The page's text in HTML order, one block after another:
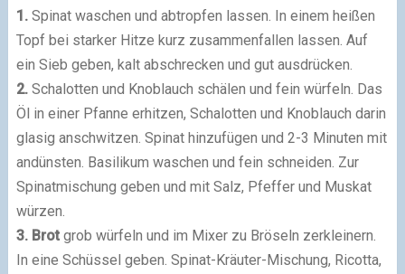
1.Spinat waschen und abtropfen lassen. In einem heißen
Topf bei starker Hitze kurz zusammenfallen lassen. Auf
ein Sieb geben, kalt abschrecken und gut ausdrücken.
2.Schalotten und Knoblauch schälen und fein würfeln. Das
Öl in einer Pfanne erhitzen, Schalotten und Knoblauch darin
glasig anschwitzen. Spinat hinzufügen und 2-3 Minuten mit
andünsten. Basilikum waschen und fein schneiden. Zur
Spinatmischung geben und mit Salz, Pfeffer und Muskat
würzen.
3. Brotgrob würfeln und im Mixer zu Bröseln zerkleinern.
In eine Schüssel geben. Spinat-Kräuter-Mischung, Ricotta,